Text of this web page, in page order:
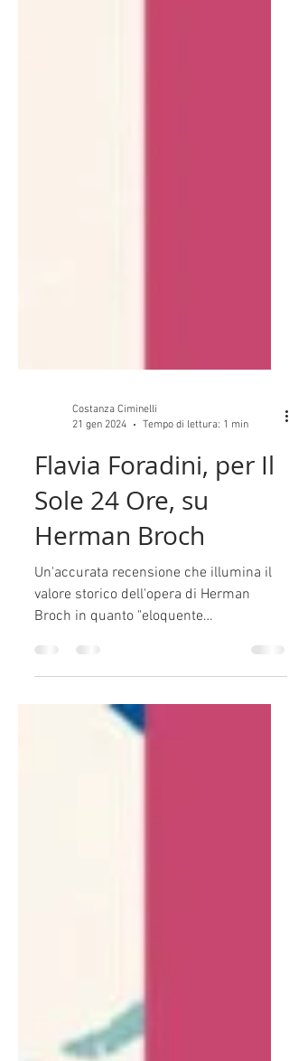
21 gen 2024
Tempo di lettura: 1 min
Flavia Foradini, per Il
Sole 24 Ore, su
Herman Broch
Un'accurata recensione che illumina il
valore storico dell'opera di Herman
Broch in quanto "eloquente